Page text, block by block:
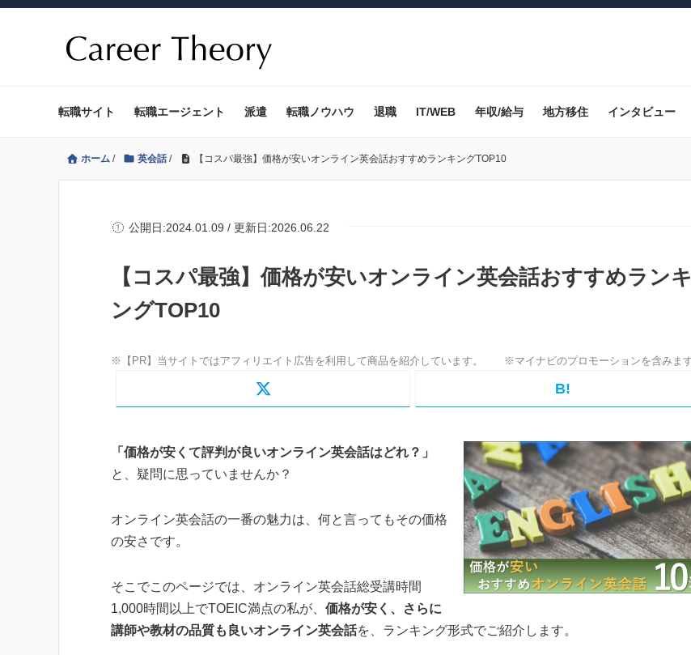
転職サイト 転職エージェント 派遣 転職ノウハウ 退職 IT/WEB 年収/給与 地方移住 インタビュー
ホーム / 英会話/ 【コスパ最強】価格が安いオンライン英会話おすすめランキングTOP10
公開日:2024.01.09 / 更新日:2026.06.22
【コスパ最強】価格が安いオンライン英会話おすすめランキ
ングTOP10
B!
「価格が安くて評判が良いオンライン英会話はどれ？」
と、疑問に思っていませんか？
オンライン英会話の一番の魅力は、何と言ってもその価格
の安さです。
そこでこのページでは、オンライン英会話総受講時間
1,000時間以上でTOEIC満点の私が、 価格が安く、さらに
講師や教材の品質も良いオンライン英会話を、ランキング形式でご紹介します。